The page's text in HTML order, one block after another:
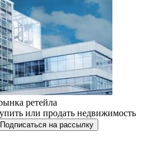
ретейла
или продать недвижимость